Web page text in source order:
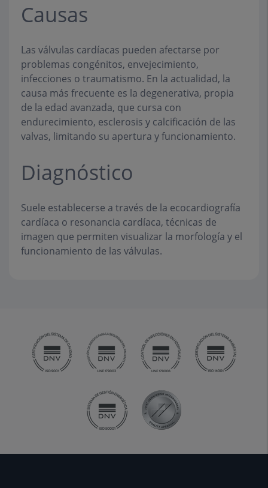
Causas
Las válvulas cardíacas pueden afectarse por
problemas congénitos, envejecimiento,
infecciones o traumatismo. En la actualidad, la
causa más frecuente es la degenerativa, propia
de la edad avanzada, que cursa con
endurecimiento, esclerosis y calcificación de las
valvas, limitando su apertura y funcionamiento.
Diagnóstico
Suele establecerse a través de la ecocardiografía
cardíaca o resonancia cardíaca, técnicas de
imagen que permiten visualizar la morfología y el
funcionamiento de las válvulas.